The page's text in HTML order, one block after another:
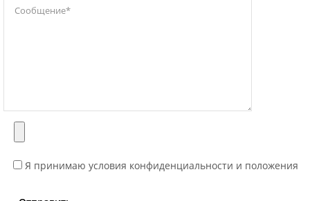
Я принимаю условия конфиденциальности и положения